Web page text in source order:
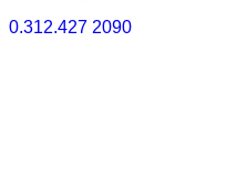
0.312.427 2090